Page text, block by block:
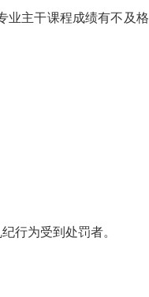
业主干课程成绩有不及格
行为受到处罚者。